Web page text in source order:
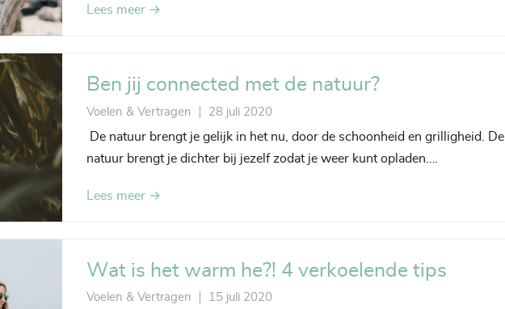
Lees meer →
Ben jij connected met de natuur?
Voelen & Vertragen 28 juli 2020
De natuur brengt je gelijk in het nu, door de schoonheid en grilligheid. De
natuur brengt je dichter bij jezelf zodat je weer kunt opladen.…
Lees meer →
Wat is het warm he?! 4 verkoelende tips
Voelen & Vertragen 15 juli 2020